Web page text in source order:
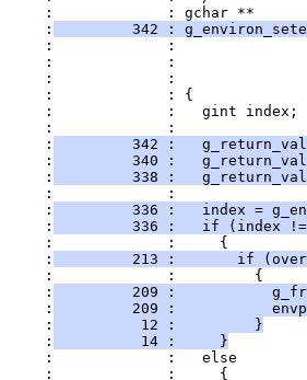
:             : gchar **
:
342 :
:             :
:             :
:             :
:             : {
:             :   gint index;
:             :
:
342 :
:
340 :
:
338 :
:             :
:
336 :   index =
:
336 :   if (index
:             :     {
:
213 :       if
:             :         {
:
209 :
:
209 :
:
          12 :         }
:
          14 :     }
:             :   else
:             :     {